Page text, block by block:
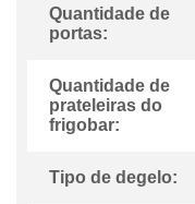
Quantidade de
portas:
Quantidade de
prateleiras do
frigobar:
Tipo de degelo: